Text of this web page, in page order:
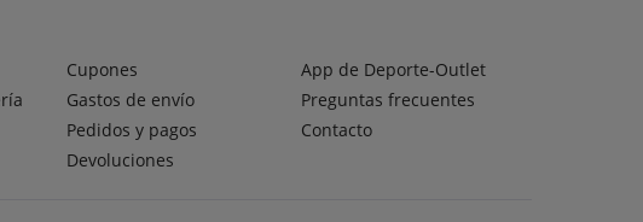
Cupones
Gastos de envío
Pedidos y pagos
Devoluciones
App de Deporte-Outlet
Preguntas frecuentes
Contacto